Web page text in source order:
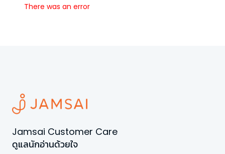
There was an error
Jamsai Customer Care
ดูแลนักอ่านด้วยใจ